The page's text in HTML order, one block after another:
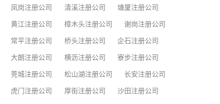
凤岗注册公司 清溪注册公司 塘厦注册公司
黄江注册公司 樟木头注册公司 谢岗注册公司
常平注册公司 桥头注册公司 企石注册公司
大朗注册公司 横沥注册公司 寮步注册公司
莞城注册公司 松山湖注册公司 长安注册公司
虎门注册公司 厚街注册公司 沙田注册公司